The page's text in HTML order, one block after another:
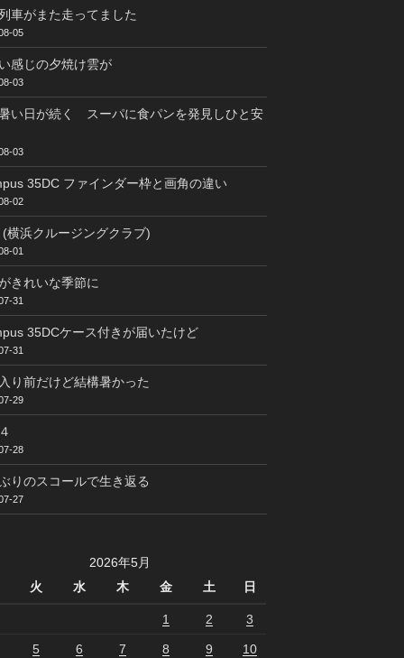
車がまた走ってました
05
感じの夕焼け雲が
03
い日が続く スーパに食パンを発見しひと安
03
35DC ファインダー枠と画角の違い
02
(横浜クルージングクラブ)
01
きれいな季節に
31
35DCケース付きが届いたけど
31
り前だけど結構暑かった
29
28
りのスコールで生き返る
27
2026年5月
火
水 木 金 土 日
1 2 3
5 6 7 8 9 10